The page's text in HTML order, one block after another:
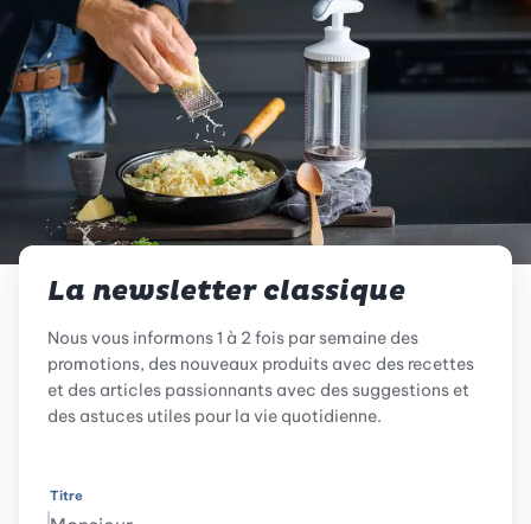
La newsletter classique
Nous vous informons 1 à 2 fois par semaine des
promotions, des nouveaux produits avec des recettes
et des articles passionnants avec des suggestions et
des astuces utiles pour la vie quotidienne.
Titre